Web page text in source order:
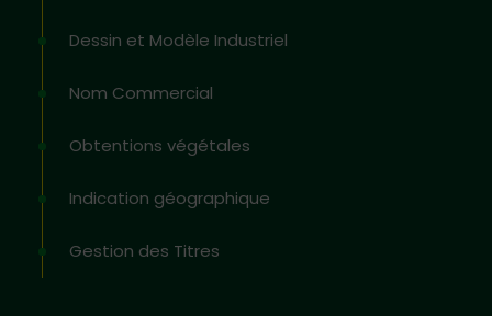
Dessin et Modèle Industriel
Nom Commercial
Obtentions végétales
Indication géographique
Gestion des Titres